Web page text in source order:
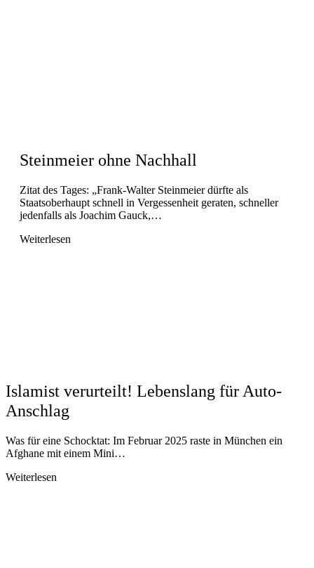
Steinmeier ohne Nachhall
Zitat des Tages: „Frank-Walter Steinmeier dürfte als
Staatsoberhaupt schnell in Vergessenheit geraten, schneller
jedenfalls als Joachim Gauck,…
Weiterlesen
Islamist verurteilt! Lebenslang für Auto-
Anschlag
Was für eine Schocktat: Im Februar 2025 raste in München ein
Afghane mit einem Mini…
Weiterlesen